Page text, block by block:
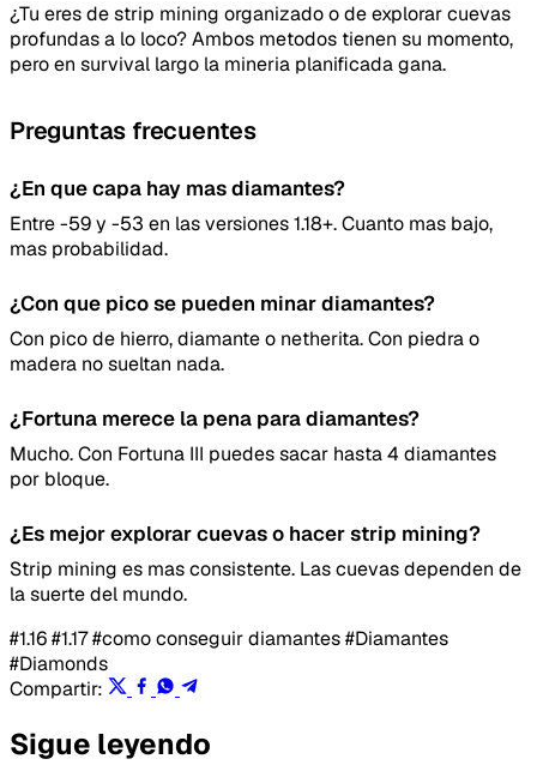
¿Tu eres de strip mining organizado o de explorar cuevas
profundas a lo loco? Ambos metodos tienen su momento,
pero en survival largo la mineria planificada gana.
Preguntas frecuentes
¿En que capa hay mas diamantes?
Entre -59 y -53 en las versiones 1.18+. Cuanto mas bajo,
mas probabilidad.
¿Con que pico se pueden minar diamantes?
Con pico de hierro, diamante o netherita. Con piedra o
madera no sueltan nada.
¿Fortuna merece la pena para diamantes?
Mucho. Con Fortuna III puedes sacar hasta 4 diamantes
por bloque.
¿Es mejor explorar cuevas o hacer strip mining?
Strip mining es mas consistente. Las cuevas dependen de
la suerte del mundo.
#1.16#1.17#como conseguir diamantes#Diamantes
#Diamonds
Compartir:
Sigue leyendo
Email